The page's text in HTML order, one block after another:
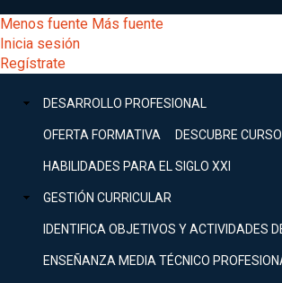
al
contenido
principal
[Educarchile
Escritorio]
Menú
entrar
Menos fuente Más fuente
Inicia sesión
Regístrate
Menú
principal
DESARROLLO PROFESIONAL
OFERTA FORMATIVA DESCUBRE
HABILIDADES PARA EL SIGLO XXI
GESTIÓN CURRICULAR
IDENTIFICA OBJETIVOS Y ACTIVIDADES
ENSEÑANZA MEDIA TÉCNICO
Buscar
Menú
principal
DESARROLLO
Expand
GESTIÓN
Expand
COMUNIDAD
Expand
EXPLORACIÓN